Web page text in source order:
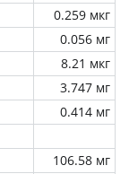
0.259 мкг
0.056 мг
8.21 мкг
3.747 мг
0.414 мг
106.58 мг